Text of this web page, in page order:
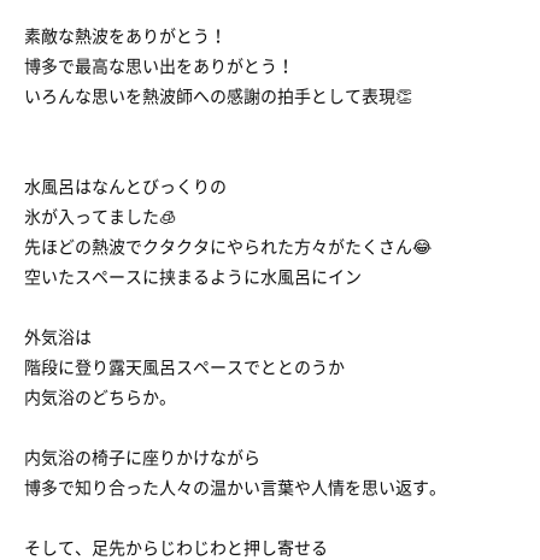
素敵な熱波をありがとう！
博多で最高な思い出をありがとう！
いろんな思いを熱波師への感謝の拍手として表現👏
水風呂はなんとびっくりの
氷が入ってました🧊
先ほどの熱波でクタクタにやられた方々がたくさん😂
空いたスペースに挟まるように水風呂にイン
外気浴は
階段に登り露天風呂スペースでととのうか
内気浴のどちらか。
内気浴の椅子に座りかけながら
博多で知り合った人々の温かい言葉や人情を思い返す。
そして、足先からじわじわと押し寄せる